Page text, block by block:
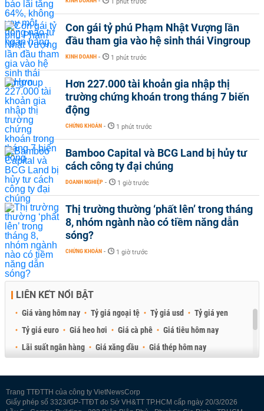
Con gái tỷ phú Phạm Nhật Vượng lần
đầu tham gia vào hệ sinh thái Vingroup
KINH DOANH - 1 phút trước
Hơn 227.000 tài khoản gia nhập thị
trường chứng khoán trong tháng 7 biến
động
CHỨNG KHOÁN - 1 phút trước
Bamboo Capital và BCG Land bị hủy tư
cách công ty đại chúng
DOANH NGHIỆP - 1 giờ trước
Thị trường thường ‘phất lên’ trong tháng
8, nhóm ngành nào có tiềm năng dẫn
sóng?
CHỨNG KHOÁN - 1 giờ trước
LIÊN KẾT NỔI BẬT
Giá vàng hôm nay Tỷ giá ngoại tệ Tỷ giá usd
Tỷ giá yen
Tỷ giá euro
Giá heo hơi Giá cà phê
Giá tiêu hôm nay
Lãi suất ngân hàng
Giá xăng dầu
Giá thép hôm nay
Trang TTĐTTH của công ty VietNewsCorp
Giấy phép số 3323/GP-TTĐT do Sở VH&TT TP.HCM cấp ngày 20/3/2026